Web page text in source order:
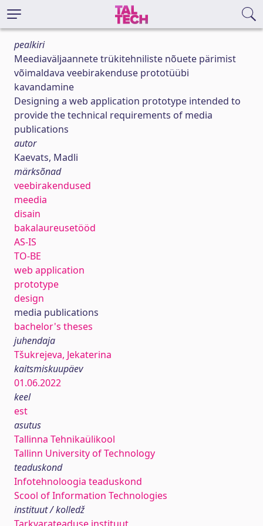
pealkiri
Meediaväljaannete trükitehniliste nõuete pärimist
võimaldava veebirakenduse prototüübi
kavandamine
Designing a web application prototype intended to
provide the technical requirements of media
publications
autor
Kaevats, Madli
märksõnad
veebirakendused
meedia
disain
bakalaureusetööd
AS-IS
TO-BE
web application
prototype
design
media publications
bachelor's theses
juhendaja
Tšukrejeva, Jekaterina
kaitsmiskuupäev
01.06.2022
keel
est
asutus
Tallinna Tehnikaülikool
Tallinn University of Technology
teaduskond
Infotehnoloogia teaduskond
Scool of Information Technologies
instituut / kolledž